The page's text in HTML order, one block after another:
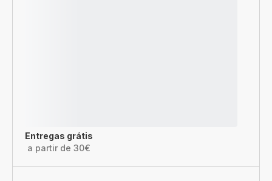
Entregas grátis
a partir de 30€